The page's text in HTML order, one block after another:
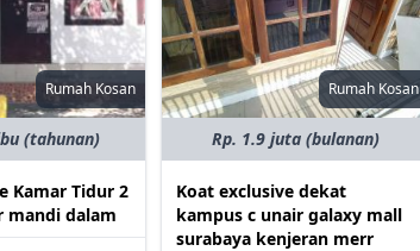
Rumah Kosan
(tahunan)
Kamar Tidur 2
mandi dalam
Rumah Kosan
Rp. 1.9 juta (bulanan)
Koat exclusive dekat
kampus c unair galaxy mall
surabaya kenjeran merr